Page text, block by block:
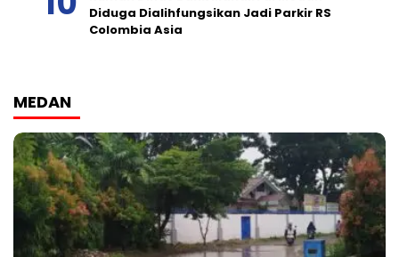
Diduga Dialihfungsikan Jadi Parkir RS
Colombia Asia
MEDAN